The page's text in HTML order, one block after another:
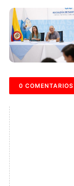
0 COMENTARIOS